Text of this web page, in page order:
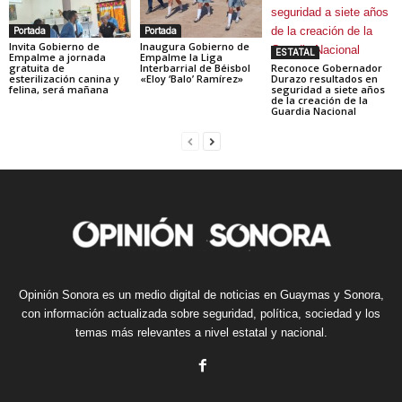
Portada
Invita Gobierno de
Empalme a jornada
gratuita de
esterilización canina y
felina, será mañana
Portada
Inaugura Gobierno de
Empalme la Liga
Interbarrial de Béisbol
«Eloy ‘Balo’ Ramírez»
ESTATAL
Reconoce Gobernador
Durazo resultados en
seguridad a siete años
de la creación de la
Guardia Nacional
Opinión Sonora es un medio digital de noticias en Guaymas y Sonora,
con información actualizada sobre seguridad, política, sociedad y los
temas más relevantes a nivel estatal y nacional.